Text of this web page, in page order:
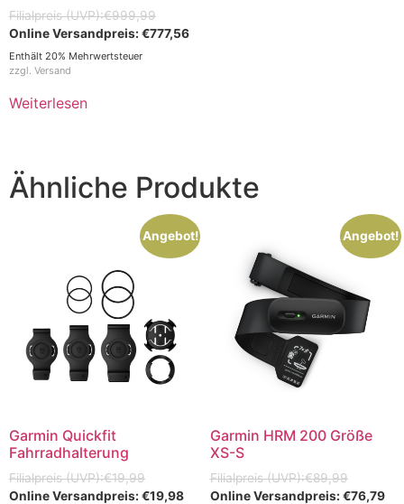
€999,99
€777,56
Enthält 20% Mehrwertsteuer
zzgl. Versand
Weiterlesen
Ähnliche Produkte
Angebot!
Garmin Quickfit
Fahrradhalterung
€19,99
€19,98
Angebot!
Garmin HRM 200 Größe
XS-S
€89,99
€76,79